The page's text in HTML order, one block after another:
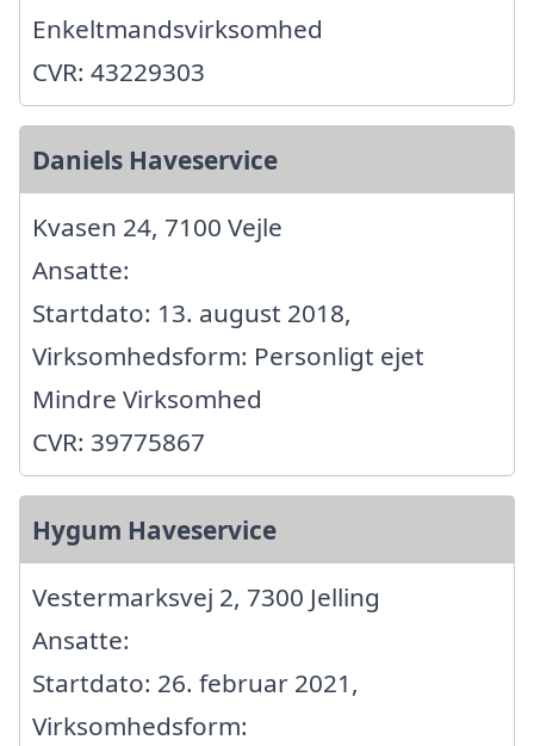
Enkeltmandsvirksomhed
CVR: 43229303
Daniels Haveservice
Kvasen 24, 7100 Vejle
Ansatte:
Startdato: 13. august 2018,
Virksomhedsform: Personligt ejet
Mindre Virksomhed
CVR: 39775867
Hygum Haveservice
Vestermarksvej 2, 7300 Jelling
Ansatte:
Startdato: 26. februar 2021,
Virksomhedsform: